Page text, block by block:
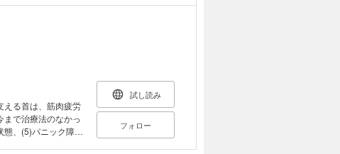
り、 「下向き」に
生活を送ることが
しています。 こ
える首は、筋肉疲労
まで治療法のなかっ
態、(5)パニック障
試し読み
フォロー